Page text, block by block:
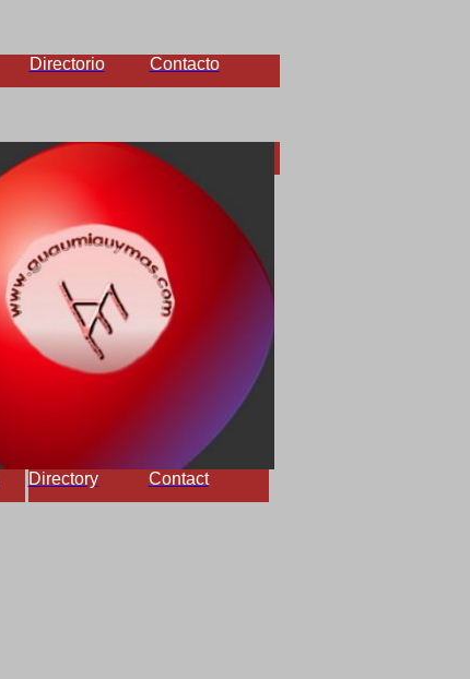
Directorio Contacto
Directory Contact